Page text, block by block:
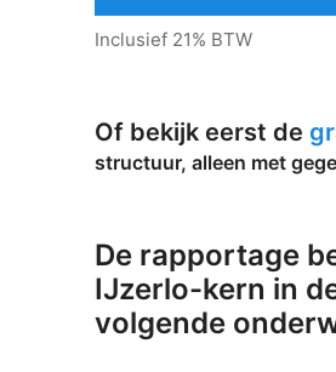
Inclusief 21% BTW
Of bekijk eerst de
structuur, alleen met
De rapportage
IJzerlo-kern in
volgende